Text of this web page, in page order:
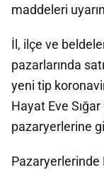
maddeleri
İl, ilçe ve
pazarlarında
yeni tip
Hayat Eve
pazaryerlerine
Pazaryerlerinde